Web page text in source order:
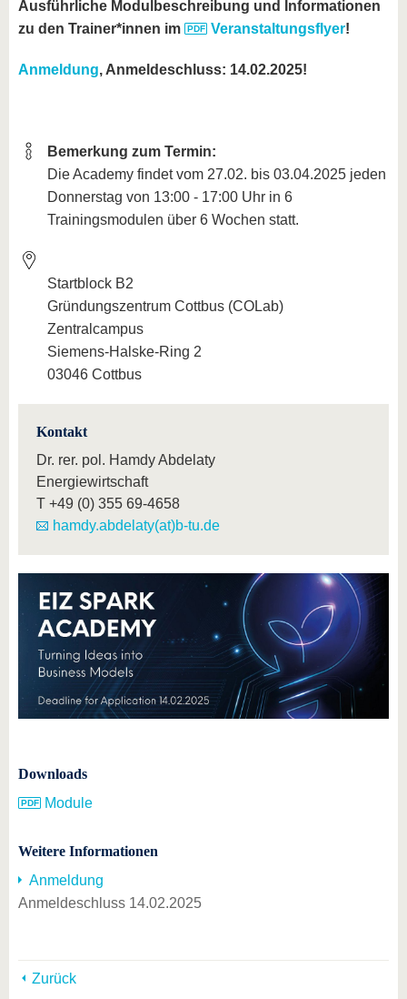
Ausführliche Modulbeschreibung und Informationen
zu den Trainer*innen im
Veranstaltungsflyer!
Anmeldung, Anmeldeschluss: 14.02.2025!
Bemerkung zum Termin:
Die Academy findet vom 27.02. bis 03.04.2025 jeden
Donnerstag von 13:00 - 17:00 Uhr in 6
Trainingsmodulen über 6 Wochen statt.
Startblock B2
Gründungszentrum Cottbus (COLab)
Zentralcampus
Siemens-Halske-Ring 2
03046 Cottbus
Kontakt
Dr. rer. pol. Hamdy Abdelaty
Energiewirtschaft
T +49 (0) 355 69-4658
hamdy.abdelaty(at)b-tu.de
Downloads
Module
Weitere Informationen
Anmeldung
Anmeldeschluss 14.02.2025
Zurück